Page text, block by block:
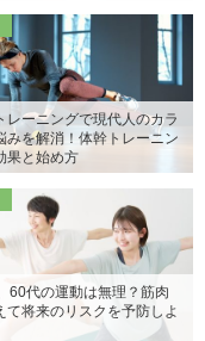
レーニングで現代人のカラ
みを解消！体幹トレーニン
果と始め方
60代の運動は無理？筋肉
て将来のリスクを予防しよ